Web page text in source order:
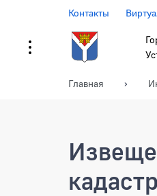
Контакты
Главная